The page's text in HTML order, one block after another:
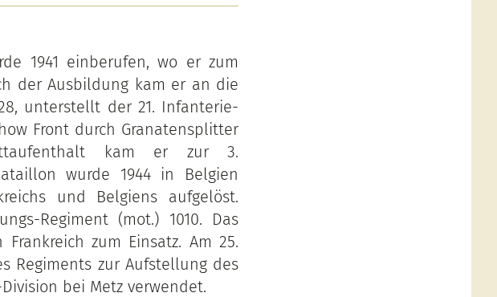
1941 einberufen, wo er zum
der Ausbildung kam er an die
unterstellt der 21. Infanterie-
Front durch Granatensplitter
kam er zur 3.
wurde 1944 in Belgien
und Belgiens aufgelöst.
Regiment (mot.) 1010. Das
zum Einsatz. Am 25.
Regiments zur Aufstellung des
bei Metz verwendet.